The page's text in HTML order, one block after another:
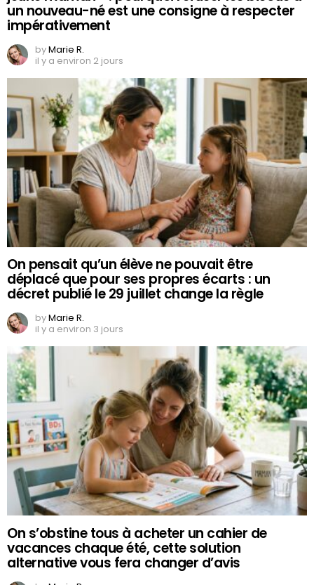
un nouveau-né est une consigne à respecter
impérativement
byMarie R.
il y a environ 2 jours
On pensait qu’un élève ne pouvait être
déplacé que pour ses propres écarts : un
décret publié le 29 juillet change la règle
byMarie R.
il y a environ 3 jours
On s’obstine tous à acheter un cahier de
vacances chaque été, cette solution
alternative vous fera changer d’avis